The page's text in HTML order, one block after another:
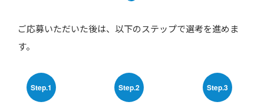
ご応募いただいた後は、以下のステップで選考を進めま
す。
Step.1 Step.2 Step.3